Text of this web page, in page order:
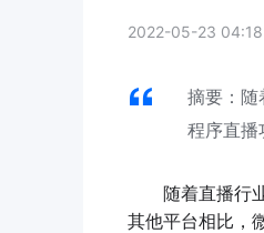
2022-05-23 04:18
摘要：随
程序直播
随着直播行业
其他平台相比，